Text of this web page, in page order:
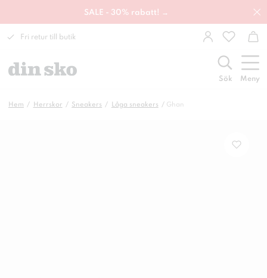
SALE - 30% rabatt! →
Fri retur till butik
Sök Meny
Hem Herrskor Sneakers Låga sneakers Ghan